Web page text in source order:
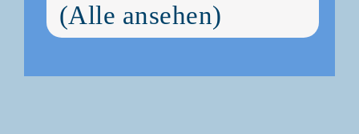
(Alle ansehen)